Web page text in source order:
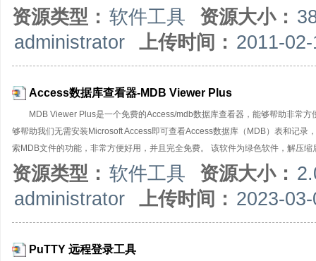
析成对应的ASCII码进行发送。5. 支持AT指令自动添加回车换行，启用该选项
件,并支持数据文件和日志文件两种选项；7. 支持日志接收模式：接收内容时会
式；9. 支持任意间隔发送，循环发送；10.可以从文件导入数据用于发送；11.
资源类型： 软件工具 资源大小：
administrator
上传时间： 2011-
Access数据库查看器-MDB Viewer Plus
MDB Viewer Plus是一个免费的Access/mdb数据库查看器，能够帮助非常
够帮助我们无需安装Microsoft Access即可查看Access数据库（MDB）表和记
索MDB文件的功能，非常方便好用，并且完全免费。 该软件为绿色软件，解压
资源类型： 软件工具 资源大小：
administrator
上传时间： 2023-
PuTTY 远程登录工具